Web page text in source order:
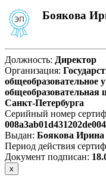
Боякова
Должность: Директор
Организация:
общеобразовательное
Санкт-Петербурга
Серийный номер
Выдан: Боякова
Период действия
Документ подписан:
х